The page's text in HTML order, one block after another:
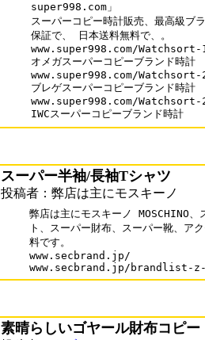
super998.com」
スーパーコピー時計販売、最高級ブ
保証で、 日本送料無料で、。
www.super998.com/
オメガスーパーコピーブランド時計
www.super998.com/
ブレゲスーパーコピーブランド時計
www.super998.com/
IWCスーパーコピーブランド時計
スーパー半袖/長袖Tシャツ
投稿者：弊店は主にモスキーノ
弊店は主にモスキーノ MOSCHINO
ト、スーパー財布、スーパー靴、ア
料です。
www.secbrand.jp/
www.secbrand.jp/brandlist-
素晴らしいゴヤール財布コピー